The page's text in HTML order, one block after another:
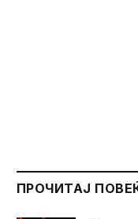
ПРОЧИТАЈ